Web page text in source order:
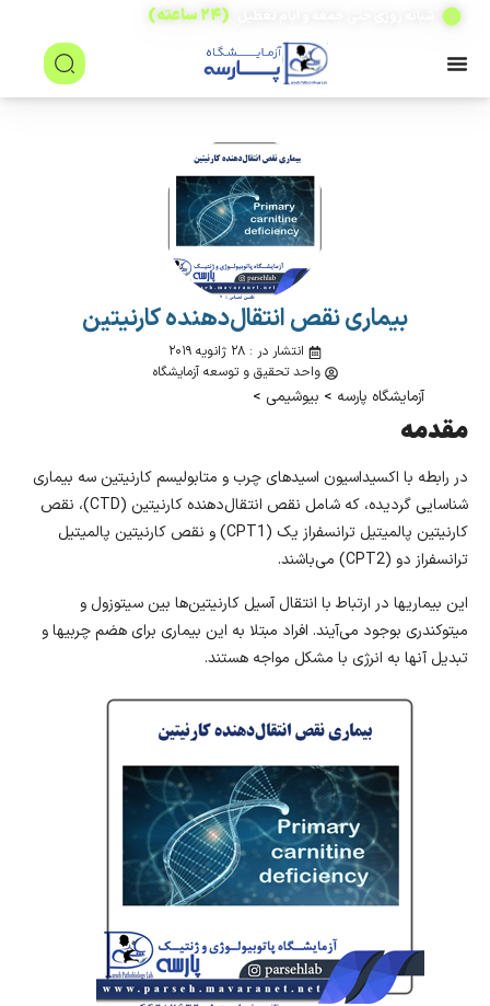
(۲۴ ساعته)
بیماری نقص انتقال‌دهنده کارنیتین
انتشار در : ۲۸ ژانویه ۲۰۱۹
واحد تحقیق و توسعه آزمایشگاه
آزمایشگاه پارسه > بیوشیمی >
مقدمه
در رابطه با اکسیداسیون اسیدهای چرب و متابولیسم کارنیتین سه بیماری
شناسایی گردیده، که شامل نقص انتقال‌دهنده کارنیتین (CTD)، نقص
کارنیتین‌ پالمیتیل ترانسفراز یک (CPT1) و نقص کارنیتین‌ پالمیتیل
ترانسفراز دو (CPT2) می‌باشند.
این بیماریها در ارتباط با انتقال آسیل کارنیتین‌ها بین سیتوزول و
میتوکندری بوجود می‌آیند. افراد مبتلا به این بیماری برای هضم چربیها و
تبدیل آنها به انرژی با مشکل مواجه هستند.